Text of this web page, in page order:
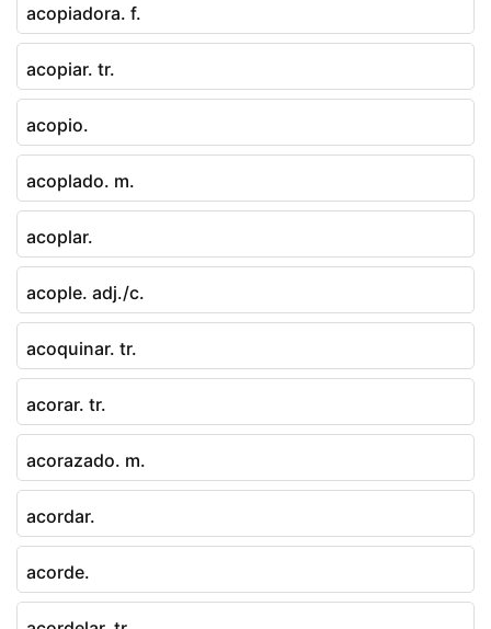
acopiadora. f.
acopiar. tr.
acopio.
acoplado. m.
acoplar.
acople. adj./c.
acoquinar. tr.
acorar. tr.
acorazado. m.
acordar.
acorde.